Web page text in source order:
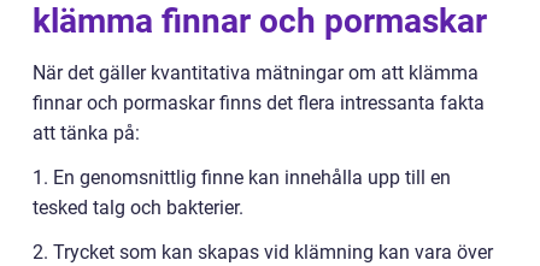
klämma finnar och pormaskar
När det gäller kvantitativa mätningar om att klämma
finnar och pormaskar finns det flera intressanta fakta
att tänka på:
1. En genomsnittlig finne kan innehålla upp till en
tesked talg och bakterier.
2. Trycket som kan skapas vid klämning kan vara över